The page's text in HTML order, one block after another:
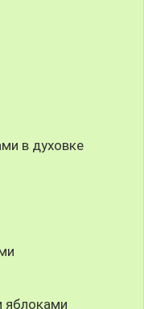
в духовке
яблоками